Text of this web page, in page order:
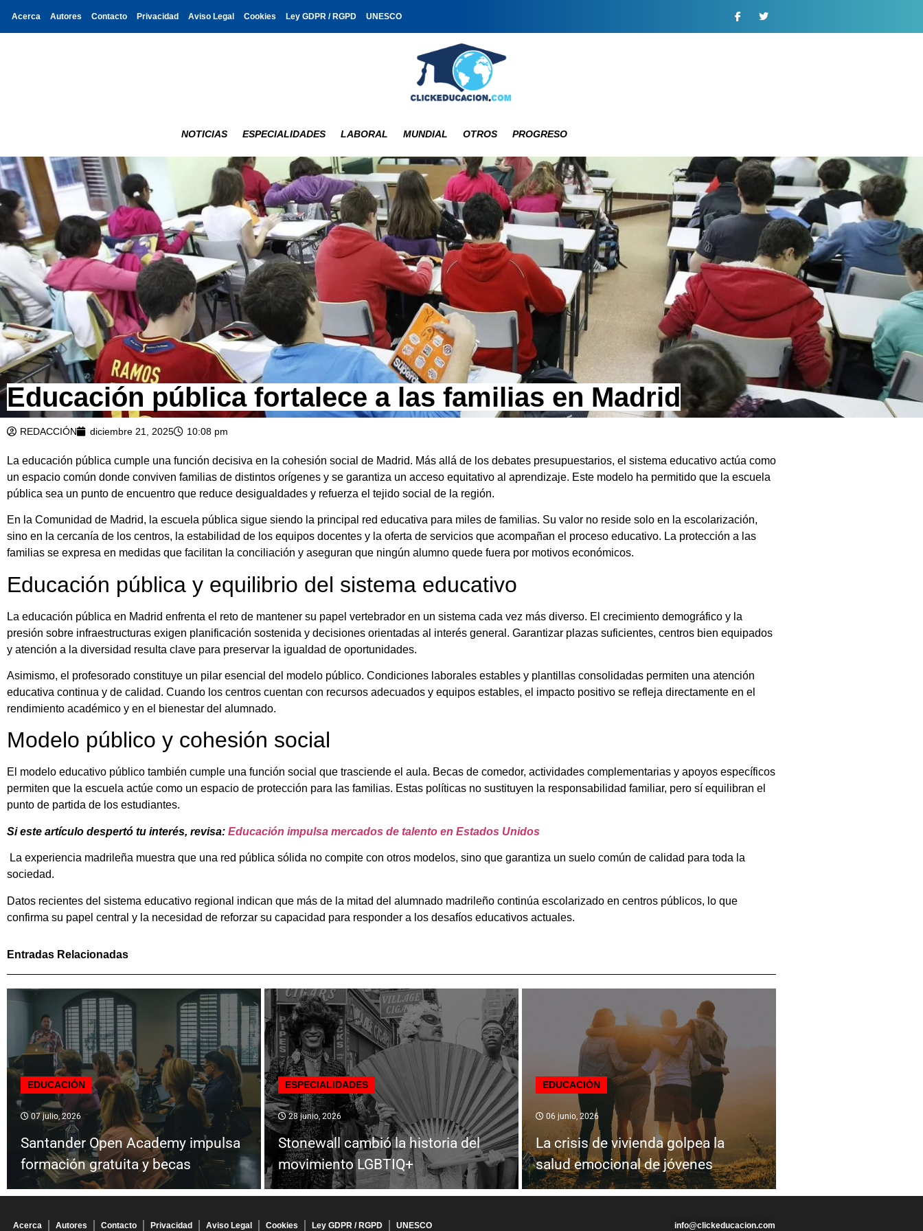
Acerca Autores Contacto Privacidad Aviso Legal Cookies Ley GDPR / RGPD UNESCO
NOTICIAS ESPECIALIDADES LABORAL MUNDIAL OTROS PROGRESO
Educación pública fortalece a las familias en Madrid
REDACCIÓN diciembre 21, 2025 10:08 pm
La educación pública cumple una función decisiva en la cohesión social de Madrid. Más allá de los debates presupuestarios, el sistema educativo actúa como
un espacio común donde conviven familias de distintos orígenes y se garantiza un acceso equitativo al aprendizaje. Este modelo ha permitido que la escuela
pública sea un punto de encuentro que reduce desigualdades y refuerza el tejido social de la región.
En la Comunidad de Madrid, la escuela pública sigue siendo la principal red educativa para miles de familias. Su valor no reside solo en la escolarización,
sino en la cercanía de los centros, la estabilidad de los equipos docentes y la oferta de servicios que acompañan el proceso educativo. La protección a las
familias se expresa en medidas que facilitan la conciliación y aseguran que ningún alumno quede fuera por motivos económicos.
Educación pública y equilibrio del sistema educativo
La educación pública en Madrid enfrenta el reto de mantener su papel vertebrador en un sistema cada vez más diverso. El crecimiento demográfico y la
presión sobre infraestructuras exigen planificación sostenida y decisiones orientadas al interés general. Garantizar plazas suficientes, centros bien equipados
y atención a la diversidad resulta clave para preservar la igualdad de oportunidades.
Asimismo, el profesorado constituye un pilar esencial del modelo público. Condiciones laborales estables y plantillas consolidadas permiten una atención
educativa continua y de calidad. Cuando los centros cuentan con recursos adecuados y equipos estables, el impacto positivo se refleja directamente en el
rendimiento académico y en el bienestar del alumnado.
Modelo público y cohesión social
El modelo educativo público también cumple una función social que trasciende el aula. Becas de comedor, actividades complementarias y apoyos específicos
permiten que la escuela actúe como un espacio de protección para las familias. Estas políticas no sustituyen la responsabilidad familiar, pero sí equilibran el
punto de partida de los estudiantes.
Si este artículo despertó tu interés, revisa: Educación impulsa mercados de talento en Estados Unidos
La experiencia madrileña muestra que una red pública sólida no compite con otros modelos, sino que garantiza un suelo común de calidad para toda la
sociedad.
Datos recientes del sistema educativo regional indican que más de la mitad del alumnado madrileño continúa escolarizado en centros públicos, lo que
confirma su papel central y la necesidad de reforzar su capacidad para responder a los desafíos educativos actuales.
Entradas Relacionadas
EDUCACIÓN
07 julio, 2026
Santander Open Academy impulsa
formación gratuita y becas
ESPECIALIDADES
28 junio, 2026
Stonewall cambió la historia del
movimiento LGBTIQ+
EDUCACIÓN
06 junio, 2026
La crisis de vivienda golpea la
salud emocional de jóvenes
Acerca Autores Contacto Privacidad Aviso Legal Cookies Ley GDPR / RGPD UNESCO info@clickeducacion.com